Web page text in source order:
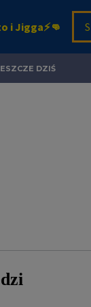
DZIŚ